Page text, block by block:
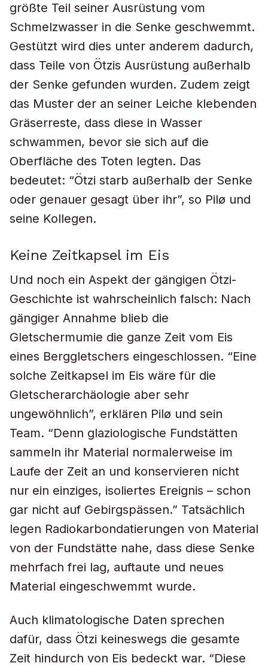
größte Teil seiner Ausrüstung vom
Schmelzwasser in die Senke geschwemmt.
Gestützt wird dies unter anderem dadurch,
dass Teile von Ötzis Ausrüstung außerhalb
der Senke gefunden wurden. Zudem zeigt
das Muster der an seiner Leiche klebenden
Gräserreste, dass diese in Wasser
schwammen, bevor sie sich auf die
Oberfläche des Toten legten. Das
bedeutet: “Ötzi starb außerhalb der Senke
oder genauer gesagt über ihr”, so Pilø und
seine Kollegen.
Keine Zeitkapsel im Eis
Und noch ein Aspekt der gängigen Ötzi-
Geschichte ist wahrscheinlich falsch: Nach
gängiger Annahme blieb die
Gletschermumie die ganze Zeit vom Eis
eines Berggletschers eingeschlossen. “Eine
solche Zeitkapsel im Eis wäre für die
Gletscherarchäologie aber sehr
ungewöhnlich”, erklären Pilø und sein
Team. “Denn glaziologische Fundstätten
sammeln ihr Material normalerweise im
Laufe der Zeit an und konservieren nicht
nur ein einziges, isoliertes Ereignis – schon
gar nicht auf Gebirgspässen.” Tatsächlich
legen Radiokarbondatierungen von Material
von der Fundstätte nahe, dass diese Senke
mehrfach frei lag, auftaute und neues
Material eingeschwemmt wurde.
Auch klimatologische Daten sprechen
dafür, dass Ötzi keineswegs die gesamte
Zeit hindurch von Eis bedeckt war. “Diese